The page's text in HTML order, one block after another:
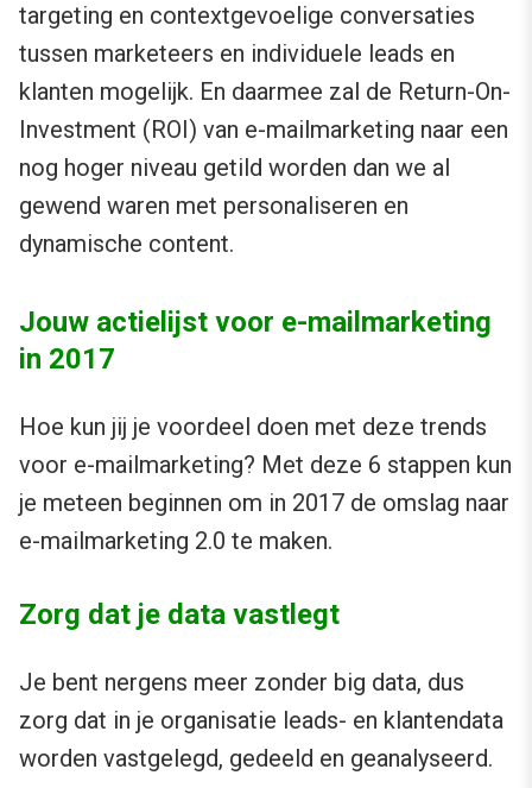
targeting en contextgevoelige conversaties
tussen marketeers en individuele leads en
klanten mogelijk. En daarmee zal de Return-On-
Investment (ROI) van e-mailmarketing naar een
nog hoger niveau getild worden dan we al
gewend waren met personaliseren en
dynamische content.
Jouw actielijst voor e-mailmarketing
in 2017
Hoe kun jij je voordeel doen met deze trends
voor e-mailmarketing? Met deze 6 stappen kun
je meteen beginnen om in 2017 de omslag naar
e-mailmarketing 2.0 te maken.
Zorg dat je data vastlegt
Je bent nergens meer zonder big data, dus
zorg dat in je organisatie leads- en klantendata
worden vastgelegd, gedeeld en geanalyseerd.